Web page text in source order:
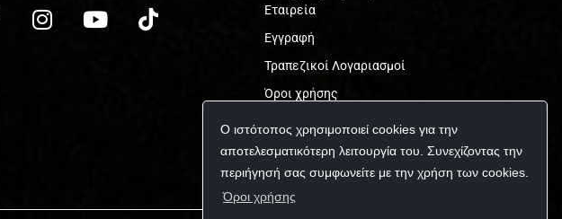
Ο ιστότοπος χρησιμοποιεί cookies για την
αποτελεσματικότερη λειτουργία του. Συνεχίζοντας την
περιήγησή σας συμφωνείτε με την χρήση των cookies.
Όροι χρήσης
Εταιρεία
Εγγραφή
Τραπεζικοί Λογαριασμοί
Όροι χρήσης